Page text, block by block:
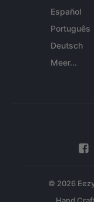
Español
Português
Deutsch
Meer...
© 2026